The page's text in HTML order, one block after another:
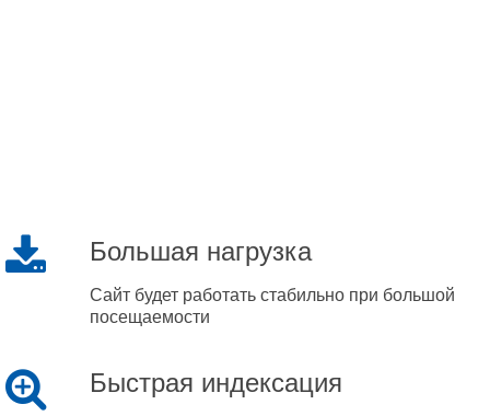
Большая нагрузка
Сайт будет работать стабильно при большой
посещаемости
Быстрая индексация